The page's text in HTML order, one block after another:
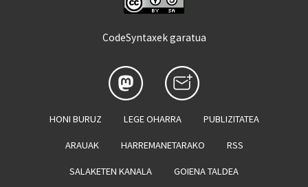
CodeSyntaxek garatua
HONI BURUZ LEGE OHARRA PUBLIZITATEA
ARAUAK HARREMANETARAKO RSS
SALAKETEN KANALA GOIENA TALDEA